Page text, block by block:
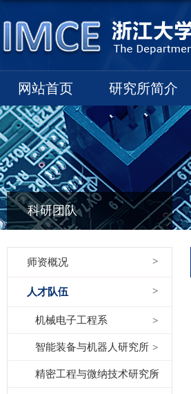
网站首页 研究所简介
科研团队
师资概况
人才队伍
机械电子工程系
智能装备与机器人研究所
精密工程与微纳技术研究所